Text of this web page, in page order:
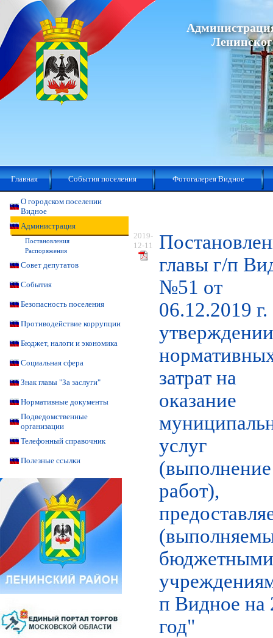
Главная События поселения Фотогалерея Видное
О городском поселении
Видное
Администрация
Постановления
Распоряжения
Совет депутатов
События
Безопасность поселения
Противодействие коррупции
Бюджет, налоги и экономика
Социальная сфера
Знак главы "За заслуги"
Нормативные документы
Подведомственные
организации
Телефонный справочник
Полезные ссылки
2019-
12-11
главы г/п
№51 от
06.12.2019
утверждении
затрат на
оказание
услуг
(выполнение
работ),
бюджетными
п Видное на
год"